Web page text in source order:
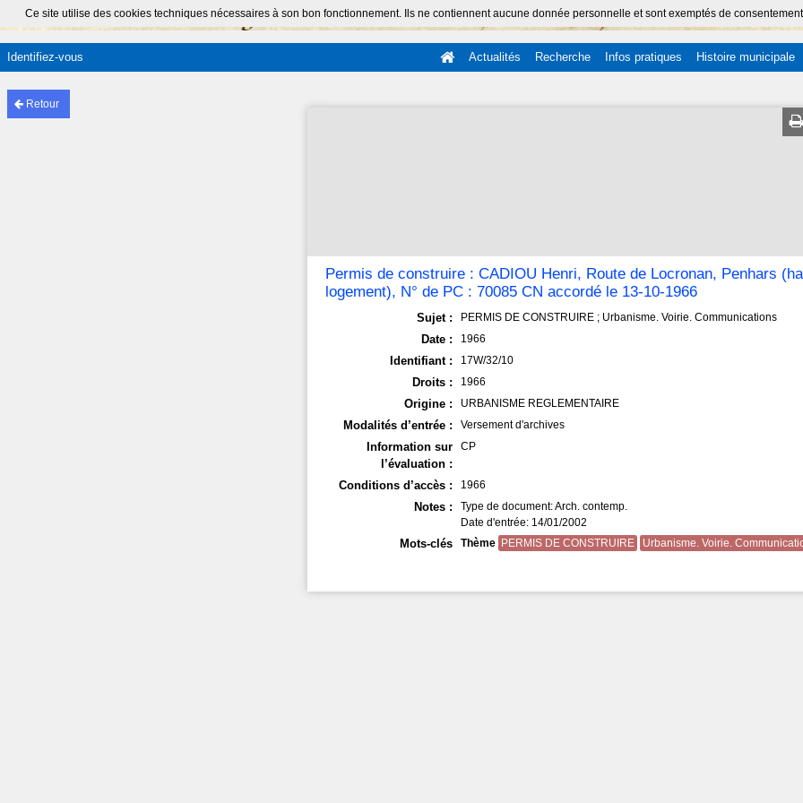
Ce site utilise des cookies techniques nécessaires à son bon fonctionnement. Ils ne contiennent aucune donnée personnelle et sont exemptés de
Identifiez-vous Actualités Recherche Infos pratiques Histoire municipale
Retour
Permis de construire : CADIOU Henri, Route de Locronan, Penhars
logement), N° de PC : 70085 CN accordé le 13-10-1966
Sujet : PERMIS DE CONSTRUIRE ; Urbanisme. Voirie. Communications
Date : 1966
Identifiant : 17W/32/10
Droits : 1966
Origine : URBANISME REGLEMENTAIRE
Modalités d’entrée : Versement d'archives
Information sur
l’évaluation :
CP
Conditions d’accès : 1966
Notes :
Type de document: Arch. contemp.
Date d'entrée: 14/01/2002
Mots-clés Thème PERMIS DE CONSTRUIRE Urbanisme. Voirie.